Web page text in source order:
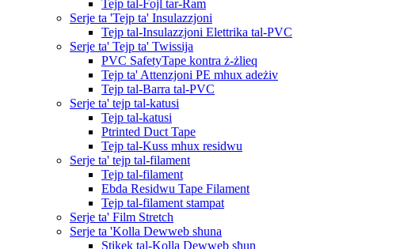
Tejp tal-Fojl tar-Ram
Serje ta 'Tejp ta' Insulazzjoni
Tejp tal-Insulazzjoni Elettrika tal-PVC
Serje ta' Tejp ta' Twissija
PVC SafetyTape kontra ż-żlieq
Tejp ta' Attenzjoni PE mhux adeżiv
Tejp tal-Barra tal-PVC
Serje ta' tejp tal-katusi
Tejp tal-katusi
Ptrinted Duct Tape
Tejp tal-Kuss mhux residwu
Serje ta' tejp tal-filament
Tejp tal-filament
Ebda Residwu Tape Filament
Tejp tal-filament stampat
Serje ta' Film Stretch
Serje ta 'Kolla Dewweb sħuna
Stikek tal-Kolla Dewweb sħun